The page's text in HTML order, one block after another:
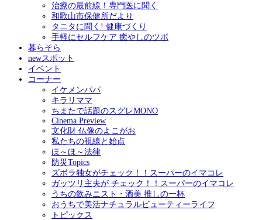
治療の最前線！専門医に聞く
和歌山市保健所だより
タニタに聞く! 健康づくり
手軽にセルフケア 癒やしのツボ
暮らそら
newスポット
イベント
コーナー
イケメンパパ
キラリママ
ちまたで話題のスグレMONO
Cinema Preview
文化財 仏像のよこがお
私たちの視線と始点
ほ～ほ～法律
防災Topics
ズボラ独女がチェック！！スーパーのイマコレ
ガッツリ主夫が チェック！！スーパーのイマコレ
うちの飲みニスト・酒美 推しの一杯
おうちで美活ナチュラルビューティーライフ
トピックス